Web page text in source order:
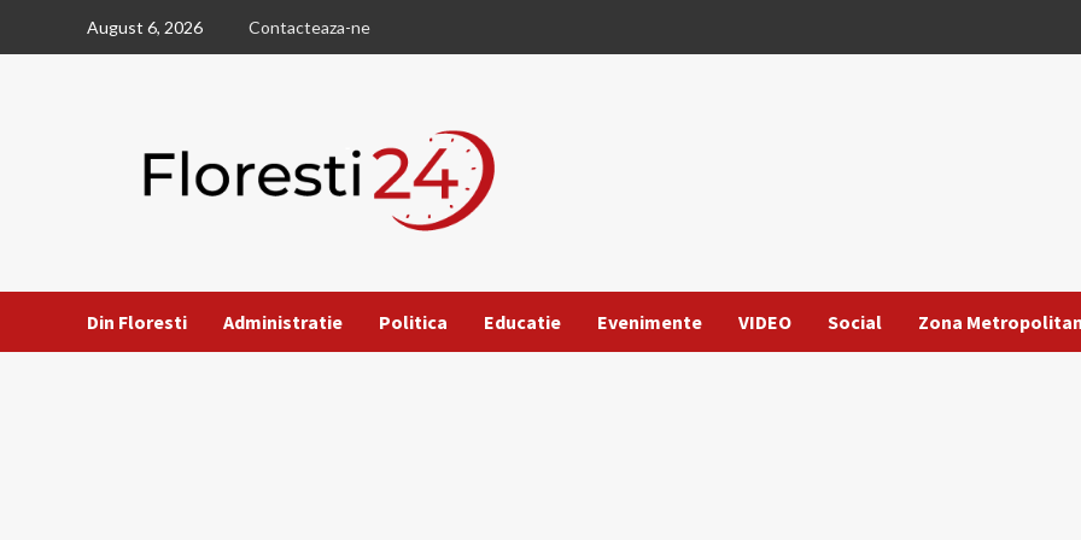
August 6, 2026 Contacteaza-ne
Din Floresti Administratie Politica Educatie Evenimente VIDEO Social Zona